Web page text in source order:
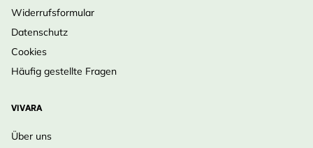
Widerrufsformular
Datenschutz
Cookies
Häufig gestellte Fragen
VIVARA
Über uns